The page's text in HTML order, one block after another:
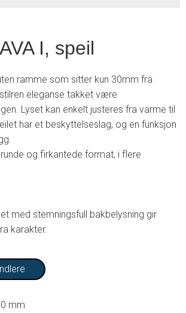
I, speil
ramme som sitter kun 30mm fra
eleganse takket være
Lyset kan enkelt justeres fra varme til
har et beskyttelseslag, og en funksjon
og firkantede format, i flere
med stemningsfull bakbelysning gir
karakter.
mm